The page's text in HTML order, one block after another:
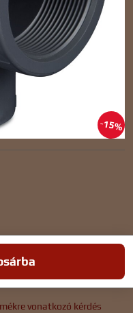
15%
vonatkozó kérdés